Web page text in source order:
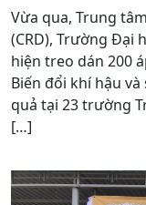
Vừa qua, Trung
(CRD), Trường Đại
hiện treo dán 200
Biến đổi khí hậu
quả tại 23 trường
[…]